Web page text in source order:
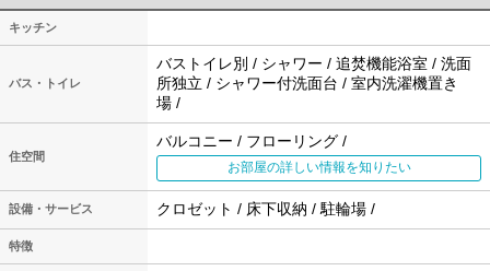
キッチン
バス・トイレ
バストイレ別 / シャワー / 追焚機能浴室 / 洗面
所独立 / シャワー付洗面台 / 室内洗濯機置き
場 /
住空間
バルコニー / フローリング /
お部屋の詳しい情報を知りたい
設備・サービス クロゼット / 床下収納 / 駐輪場 /
特徴